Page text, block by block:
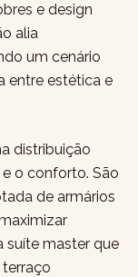
e design
alia
um cenário
entre estética e
distribuição
o conforto. São
de armários
suíte master que